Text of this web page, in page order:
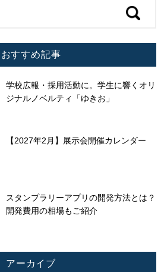
おすすめ記事
学校広報・採用活動に。学生に響くオリ
ジナルノベルティ「ゆきお」
【2027年2月】展示会開催カレンダー
スタンプラリーアプリの開発方法とは？
開発費用の相場もご紹介
アーカイブ